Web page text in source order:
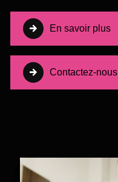
En savoir plus
Contactez-nous